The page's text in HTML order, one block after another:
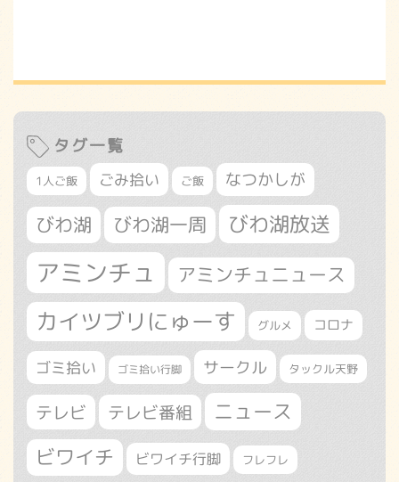
タグ一覧
1人ご飯 ごみ拾い ご飯 なつかしが
びわ湖 びわ湖一周 びわ湖放送
アミンチュ アミンチュニュース
カイツブリにゅーす グルメ コロナ
ゴミ拾い ゴミ拾い行脚 サークル タックル天野
テレビ テレビ番組 ニュース
ビワイチ ビワイチ行脚 フレフレ